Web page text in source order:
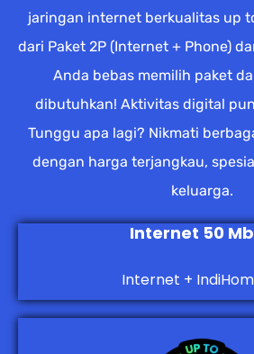
jaringan internet berkualitas up
dari Paket 2P (Internet + Phone)
Anda bebas memilih paket
dibutuhkan! Aktivitas digital
Tunggu apa lagi? Nikmati
dengan harga terjangkau,
keluarga.
Internet 50
Internet +